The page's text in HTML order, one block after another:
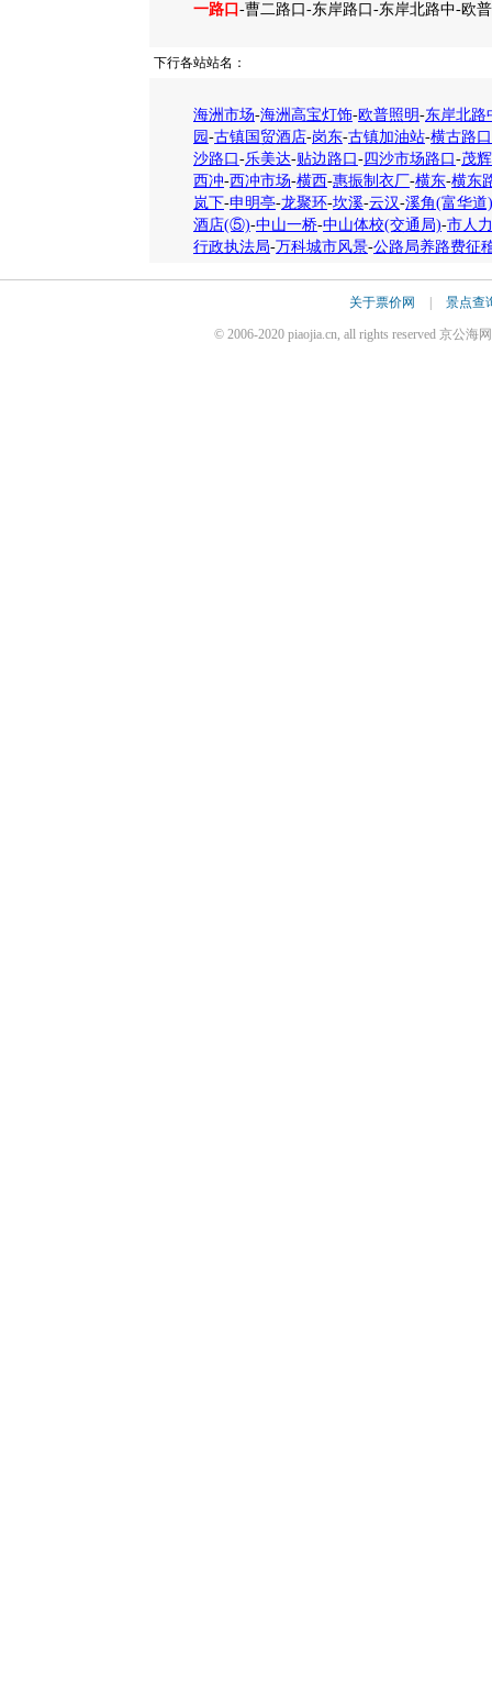
一路口 -曹二路口-东岸路口-东岸北路中-欧
下行各站站名：
海洲市场-海洲高宝灯饰-欧普照明-东岸北路
园 -古镇国贸酒店-岗东-古镇加油站-横古路口
沙路口 -乐美达-贴边路口 -四沙市场路口 -茂
西冲-西冲市场-横西-惠振制衣厂-横东-横东
岚下-申明亭-龙聚环-坎溪-云汉-溪角(富华道)
酒店(⑤)-中山一桥-中山体校(交通局)-市人
行政执法局-万科城市风景-公路局养路费征
关于票价网 景点查
© 2006-2020 piaojia.cn, all rights reserved 京公海